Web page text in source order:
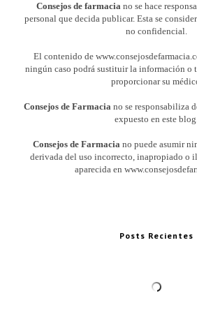
Consejos de farmaciano se hace
personal que decida publicar. Esta se
no confidencial.
El contenido de
ningún caso podrá sustituir la información o
proporcionar su
Consejos de Farmacia no se responsabiliza
expuesto en este
Consejos de Farmacia no puede asumir
derivada del uso incorrecto, inapropiado o
aparecida en
Posts Recientes